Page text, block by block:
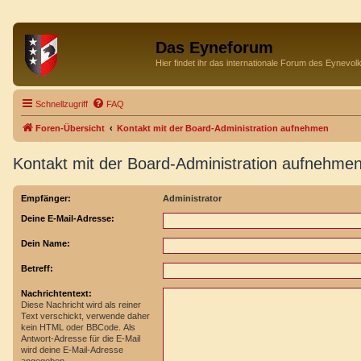
Das Eyneforum
Hier findet ihr das internationale Forum des
Schnellzugriff FAQ
Foren-Übersicht Kontakt mit der Board-Administration aufnehmen
Kontakt mit der Board-Administration aufnehmen
Empfänger: Administrator
Deine E-Mail-Adresse:
Dein Name:
Betreff:
Nachrichtentext:
Diese Nachricht wird als reiner
Text verschickt, verwende daher
kein HTML oder BBCode. Als
Antwort-Adresse für die E-Mail
wird deine E-Mail-Adresse